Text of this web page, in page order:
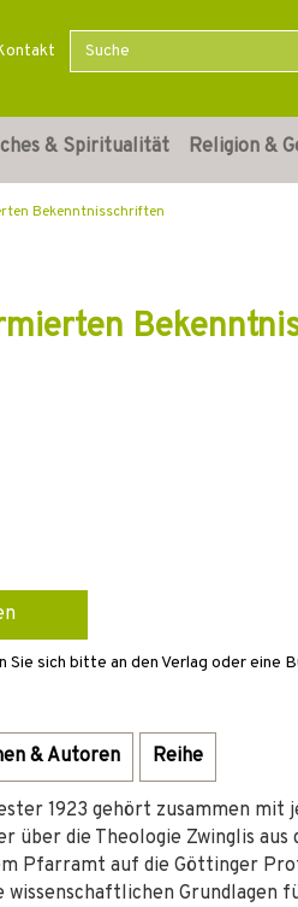
& Spiritualität Religion &
Bekenntnisschriften
sich bitte an den Verlag oder eine
& Autoren Reihe
1923 gehört zusammen mit
über die Theologie Zwinglis
Pfarramt auf die Göttinger
Grundlagen